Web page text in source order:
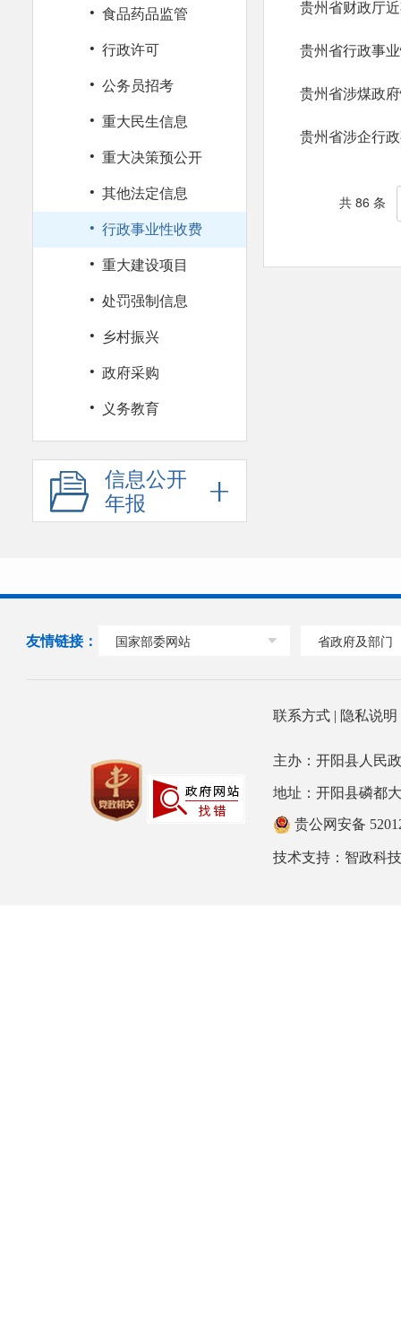
· 食品药品监管
· 行政许可
· 公务员招考
· 重大民生信息
· 重大决策预公开
· 其他法定信息
· 行政事业性收费
· 重大建设项目
· 处罚强制信息
· 乡村振兴
· 政府采购
· 义务教育
信息公开
年报
贵州省行政事
贵州省涉煤政
贵州省涉企行
共 86 条
友情链接： 国家部委网站 省政府及部门
联系方式 | 隐私说明
主办：开阳县人民
地址：开阳县磷都
贵公网安备
技术支持： 智政科